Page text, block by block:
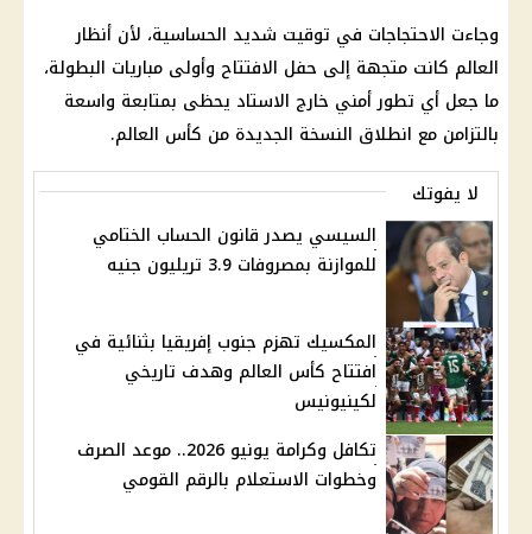
وجاءت الاحتجاجات في توقيت شديد الحساسية، لأن أنظار
العالم كانت متجهة إلى حفل الافتتاح وأولى مباريات البطولة،
ما جعل أي تطور أمني خارج الاستاد يحظى بمتابعة واسعة
بالتزامن مع انطلاق النسخة الجديدة من كأس العالم.
لا يفوتك
السيسي يصدر قانون الحساب الختامي
للموازنة بمصروفات 3.9 تريليون جنيه
المكسيك تهزم جنوب إفريقيا بثنائية في
افتتاح كأس العالم وهدف تاريخي
لكينيونيس
تكافل وكرامة يونيو 2026.. موعد الصرف
وخطوات الاستعلام بالرقم القومي